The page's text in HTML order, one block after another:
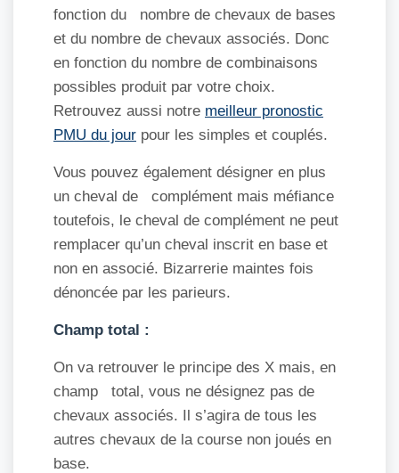
fonction du nombre de chevaux de bases
et du nombre de chevaux associés. Donc
en fonction du nombre de combinaisons
possibles produit par votre choix.
Retrouvez aussi notre meilleur pronostic
PMU du jour pour les simples et couplés.
Vous pouvez également désigner en plus
un cheval de complément mais méfiance
toutefois, le cheval de complément ne peut
remplacer qu’un cheval inscrit en base et
non en associé. Bizarrerie maintes fois
dénoncée par les parieurs.
Champ total :
On va retrouver le principe des X mais, en
champ total, vous ne désignez pas de
chevaux associés. Il s’agira de tous les
autres chevaux de la course non joués en
base.